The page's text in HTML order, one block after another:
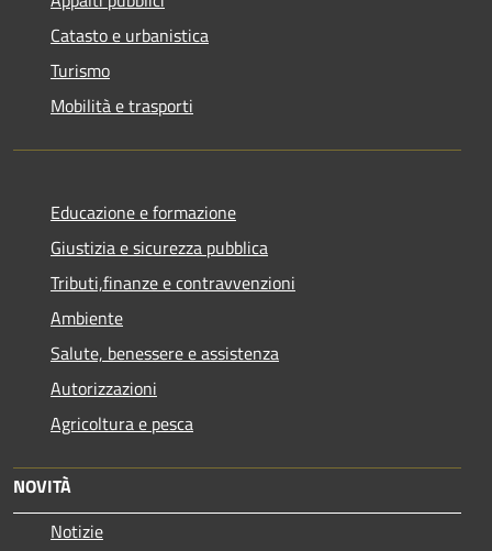
Catasto e urbanistica
Turismo
Mobilità e trasporti
Educazione e formazione
Giustizia e sicurezza pubblica
Tributi,finanze e contravvenzioni
Ambiente
Salute, benessere e assistenza
Autorizzazioni
Agricoltura e pesca
NOVITÀ
Notizie